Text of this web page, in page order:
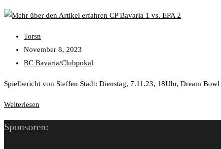
Torsn
November 8, 2023
BC Bavaria/Clubpokal
Spielbericht von Steffen Städt: Dienstag, 7.11.23, 18Uhr, Dream
Weiterlesen
Sponsoren: